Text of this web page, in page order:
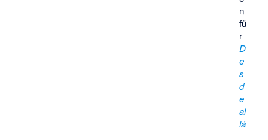
n
fü
r
D
e
s
d
e
al
lá